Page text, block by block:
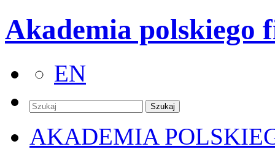
Akademia polskiego
EN
AKADEMIA